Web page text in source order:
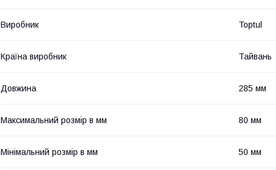
Виробник Toptul
Країна виробник Тайвань
Довжина 285 мм
Максимальний розмір в мм 80 мм
Мінімальний розмір в мм 50 мм